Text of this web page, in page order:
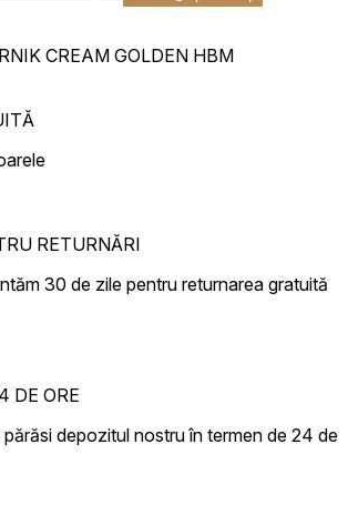
CREAM GOLDEN HBM
RETURNĂRI
30 de zile pentru returnarea gratuită
DE ORE
depozitul nostru în termen de 24 de